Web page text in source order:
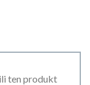
ten produkt